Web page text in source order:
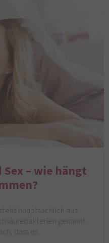
– wie hängt
hauptsächlich aus
genannt.
dass es…